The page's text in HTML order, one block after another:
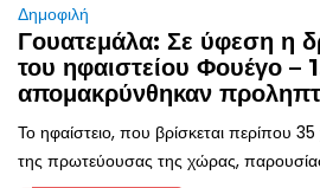
Δημοφιλή
Γουατεμάλα: Σε ύφεση η
του ηφαιστείου Φουέγο –
απομακρύνθηκαν
Το ηφαίστειο, που βρίσκεται περίπου 35
της πρωτεύουσας της χώρας,